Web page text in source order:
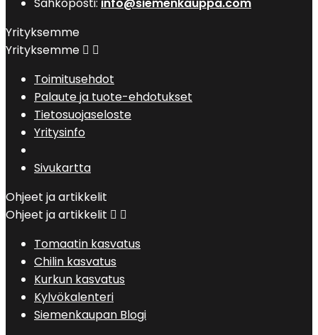
Sähköposti: info@siemenkauppa.com
Yrityksemme
Yrityksemme  
Toimitusehdot
Palaute ja tuote-ehdotukset
Tietosuojaseloste
Yritysinfo
Sivukartta
Ohjeet ja artikkelit
Ohjeet ja artikkelit  
Tomaatin kasvatus
Chilin kasvatus
Kurkun kasvatus
Kylvökalenteri
Siemenkaupan Blogi